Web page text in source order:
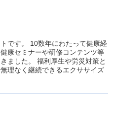
です。 10数年にわたって健康経
康セミナーや研修コンテンツ等
ました。 福利厚生や労災対策と
理なく継続できるエクササイズ